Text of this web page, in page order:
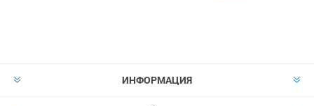
ИНФОРМАЦИЯ